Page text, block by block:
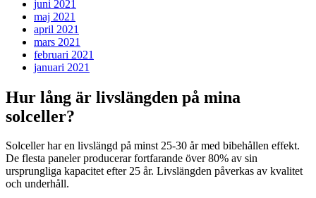
juni 2021
maj 2021
april 2021
mars 2021
februari 2021
januari 2021
Hur lång är livslängden på mina
solceller?
Solceller har en livslängd på minst 25-30 år med bibehållen effekt.
De flesta paneler producerar fortfarande över 80% av sin
ursprungliga kapacitet efter 25 år. Livslängden påverkas av kvalitet
och underhåll.